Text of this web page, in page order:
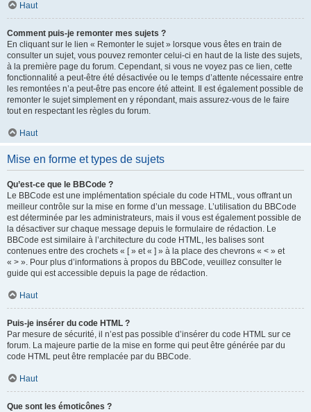
Haut
Comment puis-je remonter mes sujets ?
En cliquant sur le lien « Remonter le sujet » lorsque vous êtes en train de
consulter un sujet, vous pouvez remonter celui-ci en haut de la liste des sujets,
à la première page du forum. Cependant, si vous ne voyez pas ce lien, cette
fonctionnalité a peut-être été désactivée ou le temps d’attente nécessaire entre
les remontées n’a peut-être pas encore été atteint. Il est également possible de
remonter le sujet simplement en y répondant, mais assurez-vous de le faire
tout en respectant les règles du forum.
Haut
Mise en forme et types de sujets
Qu’est-ce que le BBCode ?
Le BBCode est une implémentation spéciale du code HTML, vous offrant un
meilleur contrôle sur la mise en forme d’un message. L’utilisation du BBCode
est déterminée par les administrateurs, mais il vous est également possible de
la désactiver sur chaque message depuis le formulaire de rédaction. Le
BBCode est similaire à l’architecture du code HTML, les balises sont
contenues entre des crochets « [ » et « ] » à la place des chevrons « < » et
« > ». Pour plus d’informations à propos du BBCode, veuillez consulter le
guide qui est accessible depuis la page de rédaction.
Haut
Puis-je insérer du code HTML ?
Par mesure de sécurité, il n’est pas possible d’insérer du code HTML sur ce
forum. La majeure partie de la mise en forme qui peut être générée par du
code HTML peut être remplacée par du BBCode.
Haut
Que sont les émoticônes ?